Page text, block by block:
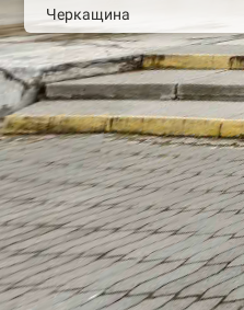
Черкащина